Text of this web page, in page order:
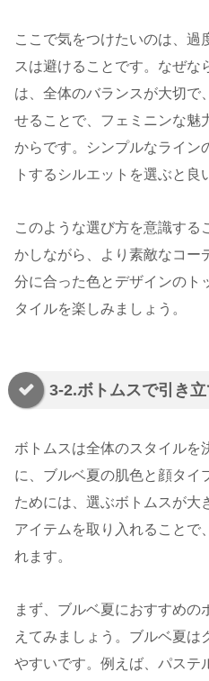
ここで気をつけたいのは、過
スは避けることです。なぜな
は、全体のバランスが大切で
せることで、フェミニンな魅
からです。シンプルなライン
トするシルエットを選ぶと良
このような選び方を意識する
かしながら、より素敵なコー
分に合った色とデザインのト
タイルを楽しみましょう。
3-2.ボトムスで引き
ボトムスは全体のスタイルを
に、ブルベ夏の肌色と顔タイ
ためには、選ぶボトムスが大
アイテムを取り入れることで
れます。
まず、ブルベ夏におすすめ
えてみましょう。ブルベ夏は
やすいです。例えば、パステ